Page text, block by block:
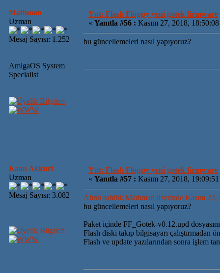
Mathman
Uzman
Mesaj Sayısı: 1.252
AmigaOS System
Specialist
Ynt: Flash Floppy yeni gotek firmware
« Yanıtla #56 : Kasım 27, 2018,
bu güncellemeleri nasıl yapıyoruz?
Kaan Akkurt
Uzman
Mesaj Sayısı: 3.082
Ynt: Flash Floppy yeni gotek firmware
« Yanıtla #57 : Kasım 27, 2018,
Alıntı sahibi: Mathman üzerinde Kasım
bu güncellemeleri nasıl yapıyoruz?
Paket içinde FF_Gotek-v0.12.upd
Flash diski takıp bilgisayarı çalıştırmadan
Flash ve update yazılarından sonra işlem